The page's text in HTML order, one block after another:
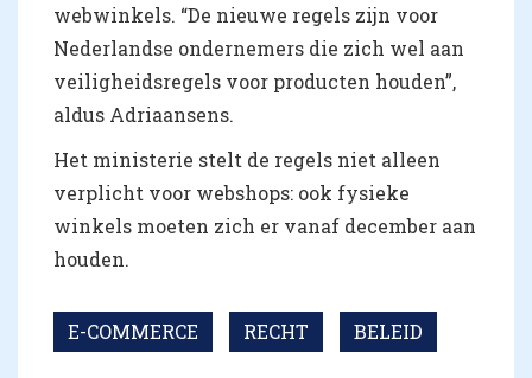
webwinkels. “De nieuwe regels zijn voor
Nederlandse ondernemers die zich wel aan
veiligheidsregels voor producten houden”,
aldus Adriaansens.
Het ministerie stelt de regels niet alleen
verplicht voor webshops: ook fysieke
winkels moeten zich er vanaf december aan
houden.
E-COMMERCE RECHT BELEID